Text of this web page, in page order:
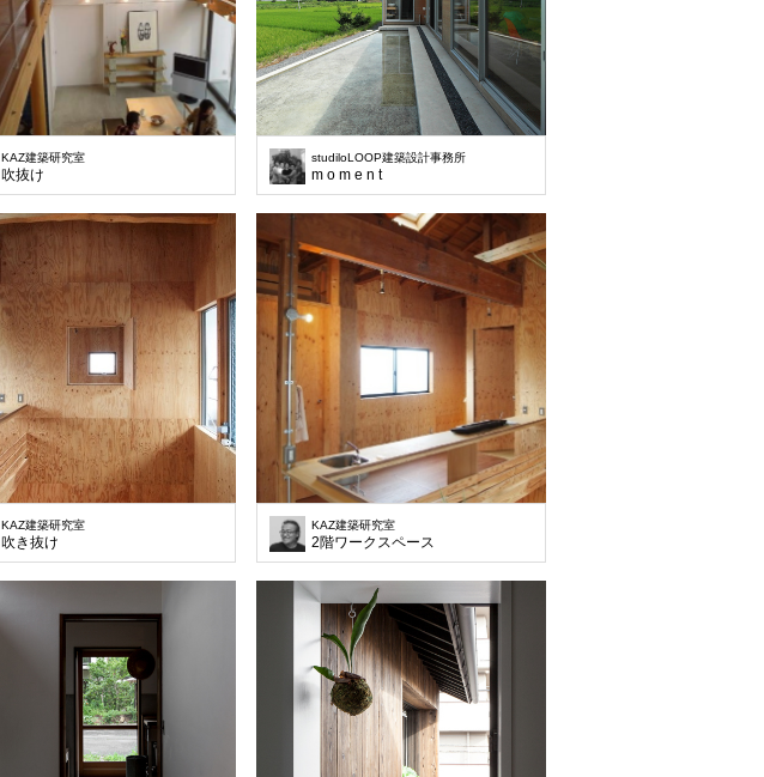
KAZ建築研究室
吹抜け
studiloLOOP建築設計事務所
m o m e n t
KAZ建築研究室
吹き抜け
KAZ建築研究室
2階ワークスペース